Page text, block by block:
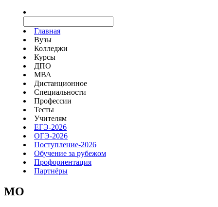
Главная
Вузы
Колледжи
Курсы
ДПО
МВА
Дистанционное
Специальности
Профессии
Тесты
Учителям
ЕГЭ-2026
ОГЭ-2026
Поступление-2026
Обучение за рубежом
Профориентация
Партнёры
MO